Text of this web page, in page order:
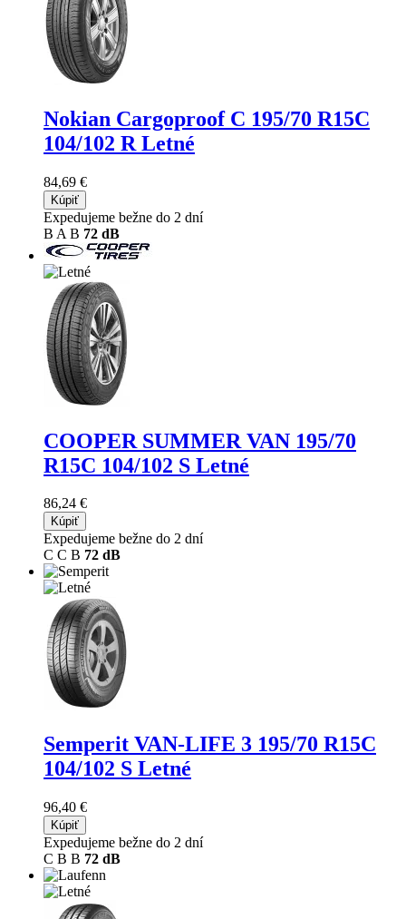
Nokian Cargoproof C 195/70 R15C
104/102 R Letné
84,69 €
Kúpiť
Expedujeme bežne do 2 dní
B A B 72 dB
COOPER SUMMER VAN 195/70
R15C 104/102 S Letné
86,24 €
Kúpiť
Expedujeme bežne do 2 dní
C C B 72 dB
Semperit VAN-LIFE 3 195/70 R15C
104/102 S Letné
96,40 €
Kúpiť
Expedujeme bežne do 2 dní
C B B 72 dB